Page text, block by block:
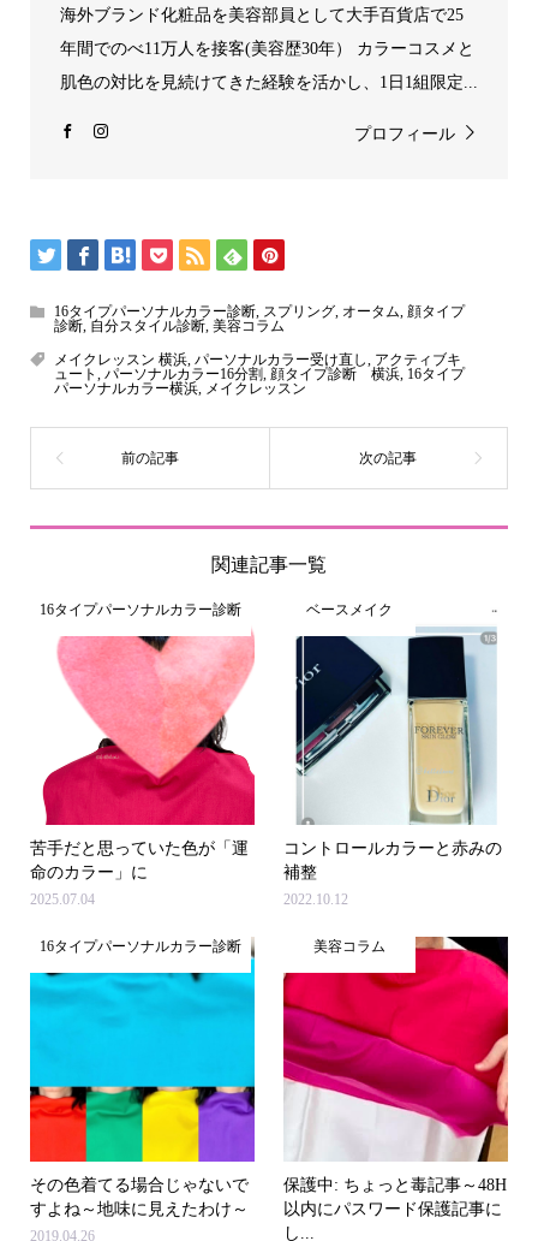
海外ブランド化粧品を美容部員として大手百貨店で25
年間でのべ11万人を接客(美容歴30年） カラーコスメと
肌色の対比を見続けてきた経験を活かし、1日1組限定...
プロフィール
16タイプパーソナルカラー診断, スプリング, オータム, 顔タイプ
診断, 自分スタイル診断, 美容コラム
メイクレッスン 横浜, パーソナルカラー受け直し, アクティブキ
ュート , パーソナルカラー16分割, 顔タイプ診断 横浜, 16タイプ
パーソナルカラー横浜, メイクレッスン
関連記事一覧
16タイプパーソナルカラー診断
苦手だと思っていた色が「運
命のカラー」に
2025.07.04
ベースメイク
コントロールカラーと赤みの
補整
2022.10.12
16タイプパーソナルカラー診断
その色着てる場合じゃないで
すよね～地味に見えたわけ～
2019.04.26
美容コラム
保護中: ちょっと毒記事～48H
以内にパスワード保護記事に
し...